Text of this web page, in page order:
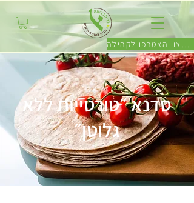
לחצו והצטרפו לקהילה
סדנא ״טורטייות ללא
גלוטן״